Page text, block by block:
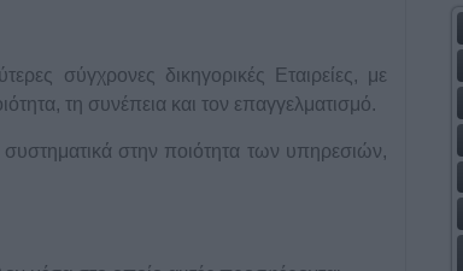
σύγχρονες δικηγορικές Eταιρείες, με
τη συνέπεια και τον επαγγελματισμό.
στην ποιότητα των υπηρεσιών,